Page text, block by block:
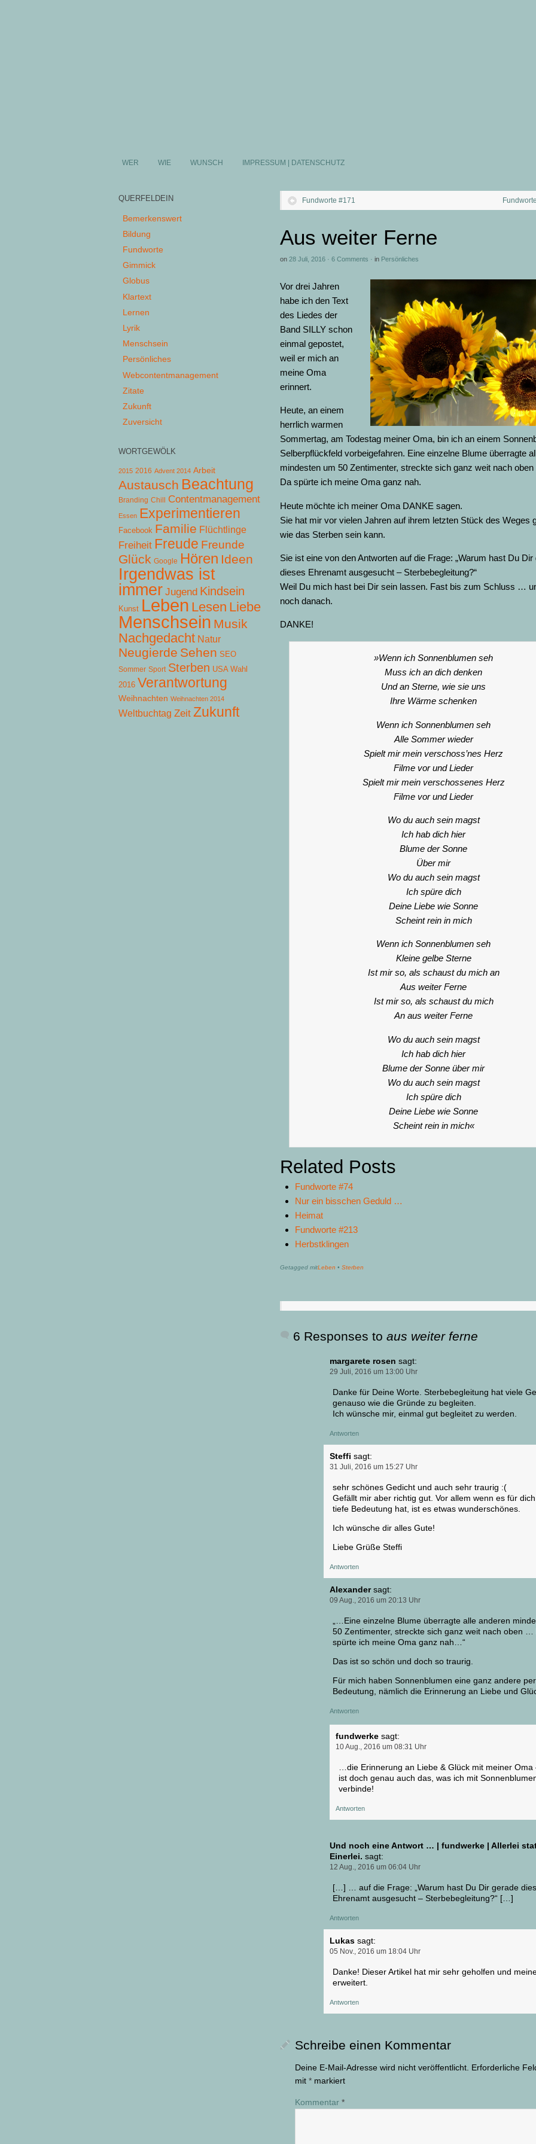
WER WIE WUNSCH IMPRESSUM | DATENSCHUTZ
Fundworte #171
Aus weiter Ferne
on 28 Juli, 2016 · 6 Comments · in Persönliches
Vor drei Jahren
habe ich den Text
des Liedes der
Band SILLY schon
einmal gepostet,
weil er mich an
meine Oma
erinnert.
Heute, an einem
herrlich warmen
Sommertag, am Todestag meiner Oma, bin ich an einem
Selberpflückfeld vorbeigefahren. Eine einzelne Blume überragte
mindesten um 50 Zentimenter, streckte sich ganz weit nach
Da spürte ich meine Oma ganz nah.
Heute möchte ich meiner Oma DANKE sagen.
Sie hat mir vor vielen Jahren auf ihrem letzten Stück des Weges
wie das Sterben sein kann.
Sie ist eine von den Antworten auf die Frage: „Warum hast Du Dir
dieses Ehrenamt ausgesucht – Sterbebegleitung?“
Weil Du mich hast bei Dir sein lassen. Fast bis zum Schluss …
noch danach.
DANKE!
»Wenn ich Sonnenblumen seh
Muss ich an dich denken
Und an Sterne, wie sie uns
Ihre Wärme schenken
Wenn ich Sonnenblumen seh
Alle Sommer wieder
Spielt mir mein verschoss’nes Herz
Filme vor und Lieder
Spielt mir mein verschossenes Herz
Filme vor und Lieder
Wo du auch sein magst
Ich hab dich hier
Blume der Sonne
Über mir
Wo du auch sein magst
Ich spüre dich
Deine Liebe wie Sonne
Scheint rein in mich
Wenn ich Sonnenblumen seh
Kleine gelbe Sterne
Ist mir so, als schaust du mich an
Aus weiter Ferne
Ist mir so, als schaust du mich
An aus weiter Ferne
Wo du auch sein magst
Ich hab dich hier
Blume der Sonne über mir
Wo du auch sein magst
Ich spüre dich
Deine Liebe wie Sonne
Scheint rein in mich«
Related Posts
Fundworte #74
Nur ein bisschen Geduld …
Heimat
Fundworte #213
Herbstklingen
Getagged mitLeben • Sterben
6 Responses to aus weiter ferne
margarete rosen sagt:
29 Juli, 2016 um 13:00 Uhr
Danke für Deine Worte. Sterbebegleitung hat viele
genauso wie die Gründe zu begleiten.
Ich wünsche mir, einmal gut begleitet zu werden.
Antworten
Steffi sagt:
31 Juli, 2016 um 15:27 Uhr
sehr schönes Gedicht und auch sehr traurig :(
Gefällt mir aber richtig gut. Vor allem wenn es für
tiefe Bedeutung hat, ist es etwas wunderschönes.
Ich wünsche dir alles Gute!
Liebe Grüße Steffi
Antworten
Alexander sagt:
09 Aug., 2016 um 20:13 Uhr
„…Eine einzelne Blume überragte alle anderen
50 Zentimenter, streckte sich ganz weit nach oben …
spürte ich meine Oma ganz nah…“
Das ist so schön und doch so traurig.
Für mich haben Sonnenblumen eine ganz andere
Bedeutung, nämlich die Erinnerung an Liebe und
Antworten
fundwerke sagt:
10 Aug., 2016 um 08:31 Uhr
…die Erinnerung an Liebe & Glück mit meiner Oma
ist doch genau auch das, was ich mit
verbinde!
Antworten
Und noch eine Antwort … | fundwerke | Allerlei
Einerlei. sagt:
12 Aug., 2016 um 06:04 Uhr
[…] … auf die Frage: „Warum hast Du Dir gerade
Ehrenamt ausgesucht – Sterbebegleitung?“ […]
Antworten
Lukas sagt:
05 Nov., 2016 um 18:04 Uhr
Danke! Dieser Artikel hat mir sehr geholfen und
erweitert.
Antworten
Schreibe einen Kommentar
Deine E-Mail-Adresse wird nicht veröffentlicht. Erforderliche
mit * markiert
Kommentar *
QUERFELDEIN
Bemerkenswert
Bildung
Fundworte
Gimmick
Globus
Klartext
Lernen
Lyrik
Menschsein
Persönliches
Webcontentmanagement
Zitate
Zukunft
Zuversicht
WORTGEWÖLK
2015 2016 Advent 2014 Arbeit
Austausch Beachtung
Branding Chill Contentmanagement
Essen Experimentieren
Facebook Familie Flüchtlinge
Freiheit Freude Freunde
Glück Google Hören Ideen
Irgendwas ist
immer Jugend Kindsein
Kunst Leben Lesen Liebe
Menschsein Musik
Nachgedacht Natur
Neugierde Sehen SEO
Sommer Sport Sterben USA Wahl
2016 Verantwortung
Weihnachten Weihnachten 2014
Weltbuchtag Zeit Zukunft